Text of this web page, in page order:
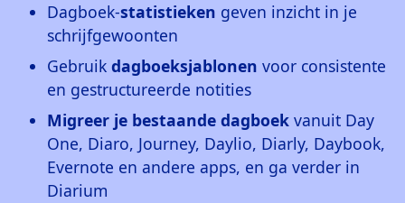
Dagboek-statistieken geven inzicht in je
schrijfgewoonten
Gebruik dagboeksjablonen voor consistente
en gestructureerde notities
Migreer je bestaande dagboek vanuit Day
One, Diaro, Journey, Daylio, Diarly, Daybook,
Evernote en andere apps, en ga verder in
Diarium